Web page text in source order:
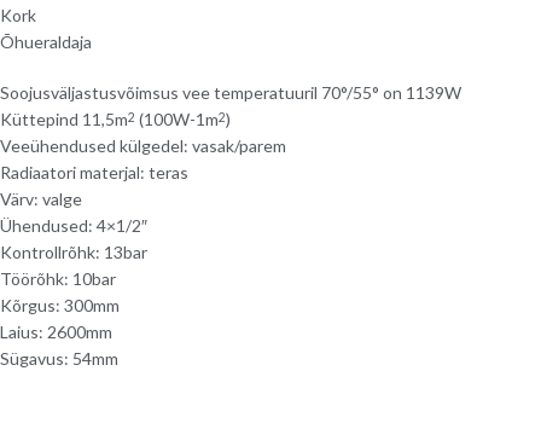
Kork
Õhueraldaja
Soojusväljastusvõimsus vee temperatuuril 70°/55° on 1139W
Küttepind 11,5m2 (100W-1m2)
Veeühendused külgedel: vasak/parem
Radiaatori materjal: teras
Värv: valge
Ühendused: 4×1/2″
Kontrollrõhk: 13bar
Töörõhk: 10bar
Kõrgus: 300mm
Laius: 2600mm
Sügavus: 54mm